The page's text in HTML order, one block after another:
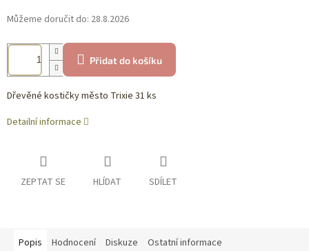
Můžeme doručit do: 28.8.2026
Přidat do košíku
Dřevěné kostičky město Trixie 31 ks
Detailní informace
ZEPTAT SE HLÍDAT SDÍLET
Popis Hodnocení Diskuze Ostatní informace